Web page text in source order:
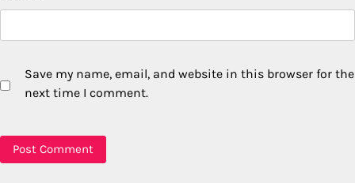
Save my name, email, and website in this browser for the
next time I comment.